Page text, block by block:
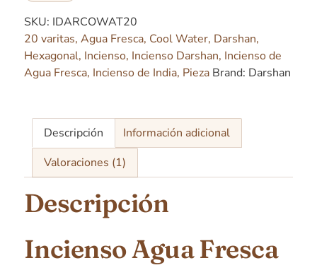
SKU: IDARCOWAT20
20 varitas, Agua Fresca, Cool Water, Darshan,
Hexagonal, Incienso, Incienso Darshan, Incienso de
Agua Fresca, Incienso de India, Pieza Brand: Darshan
Descripción
Información adicional
Valoraciones (1)
Descripción
Incienso Agua Fresca